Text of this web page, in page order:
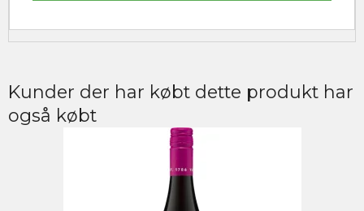
Kunder der har købt dette produkt har
også købt